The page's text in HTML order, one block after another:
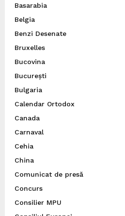
Basarabia
Belgia
Benzi Desenate
Bruxelles
Bucovina
București
Bulgaria
Calendar Ortodox
Canada
Carnaval
Cehia
China
Comunicat de presă
Concurs
Consilier MPU